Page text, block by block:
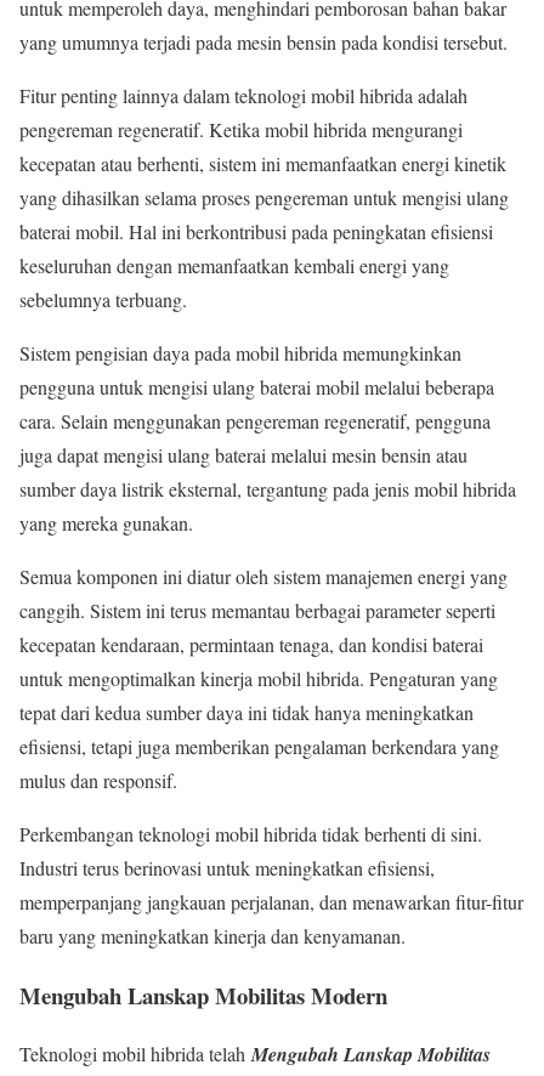
untuk memperoleh daya, menghindari pemborosan bahan bakar
yang umumnya terjadi pada mesin bensin pada kondisi tersebut.
Fitur penting lainnya dalam teknologi mobil hibrida adalah
pengereman regeneratif. Ketika mobil hibrida mengurangi
kecepatan atau berhenti, sistem ini memanfaatkan energi kinetik
yang dihasilkan selama proses pengereman untuk mengisi ulang
baterai mobil. Hal ini berkontribusi pada peningkatan efisiensi
keseluruhan dengan memanfaatkan kembali energi yang
sebelumnya terbuang.
Sistem pengisian daya pada mobil hibrida memungkinkan
pengguna untuk mengisi ulang baterai mobil melalui beberapa
cara. Selain menggunakan pengereman regeneratif, pengguna
juga dapat mengisi ulang baterai melalui mesin bensin atau
sumber daya listrik eksternal, tergantung pada jenis mobil hibrida
yang mereka gunakan.
Semua komponen ini diatur oleh sistem manajemen energi yang
canggih. Sistem ini terus memantau berbagai parameter seperti
kecepatan kendaraan, permintaan tenaga, dan kondisi baterai
untuk mengoptimalkan kinerja mobil hibrida. Pengaturan yang
tepat dari kedua sumber daya ini tidak hanya meningkatkan
efisiensi, tetapi juga memberikan pengalaman berkendara yang
mulus dan responsif.
Perkembangan teknologi mobil hibrida tidak berhenti di sini.
Industri terus berinovasi untuk meningkatkan efisiensi,
memperpanjang jangkauan perjalanan, dan menawarkan fitur-fitur
baru yang meningkatkan kinerja dan kenyamanan.
Mengubah Lanskap Mobilitas Modern
Teknologi mobil hibrida telahMengubah Lanskap Mobilitas